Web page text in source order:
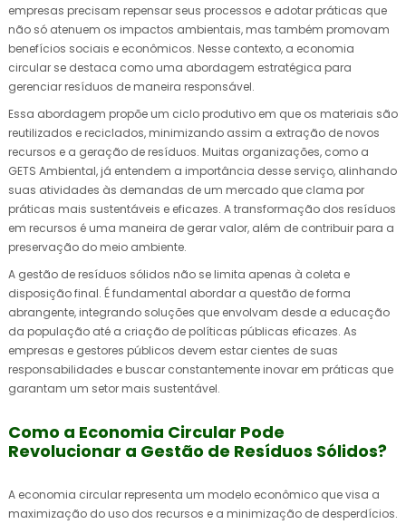
empresas precisam repensar seus processos e adotar práticas que
não só atenuem os impactos ambientais, mas também promovam
benefícios sociais e econômicos. Nesse contexto, a economia
circular se destaca como uma abordagem estratégica para
gerenciar resíduos de maneira responsável.
Essa abordagem propõe um ciclo produtivo em que os materiais são
reutilizados e reciclados, minimizando assim a extração de novos
recursos e a geração de resíduos. Muitas organizações, como a
GETS Ambiental, já entendem a importância desse serviço, alinhando
suas atividades às demandas de um mercado que clama por
práticas mais sustentáveis e eficazes. A transformação dos resíduos
em recursos é uma maneira de gerar valor, além de contribuir para a
preservação do meio ambiente.
A gestão de resíduos sólidos não se limita apenas à coleta e
disposição final. É fundamental abordar a questão de forma
abrangente, integrando soluções que envolvam desde a educação
da população até a criação de políticas públicas eficazes. As
empresas e gestores públicos devem estar cientes de suas
responsabilidades e buscar constantemente inovar em práticas que
garantam um setor mais sustentável.
Como a Economia Circular Pode
Revolucionar a Gestão de Resíduos Sólidos?
A economia circular representa um modelo econômico que visa a
maximização do uso dos recursos e a minimização de desperdícios.